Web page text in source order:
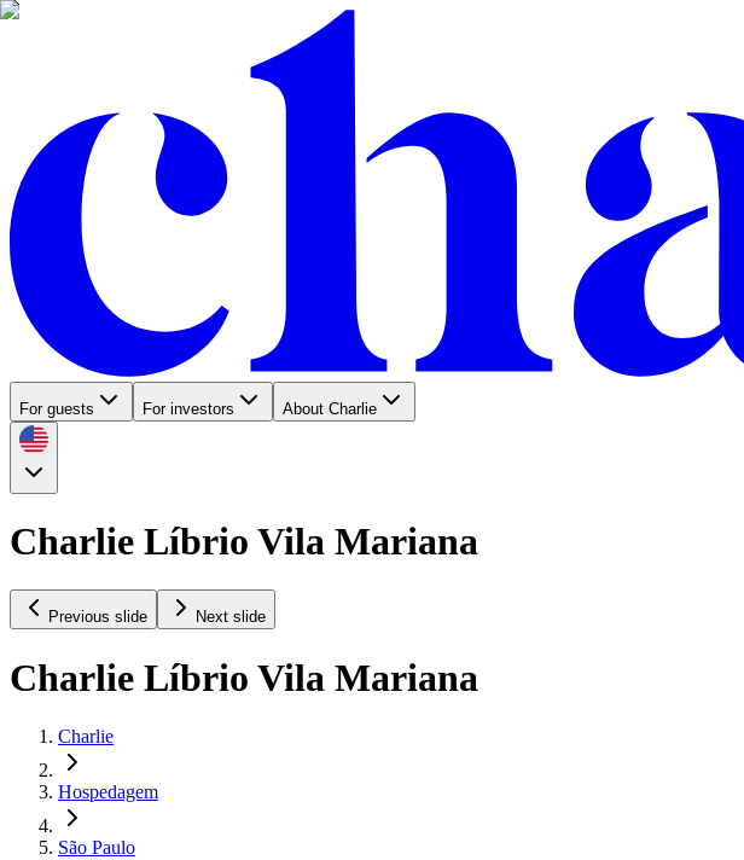
For guests For investors About Charlie
Charlie Líbrio Vila Mariana
Previous slide Next slide
Charlie Líbrio Vila Mariana
Charlie
Hospedagem
São Paulo